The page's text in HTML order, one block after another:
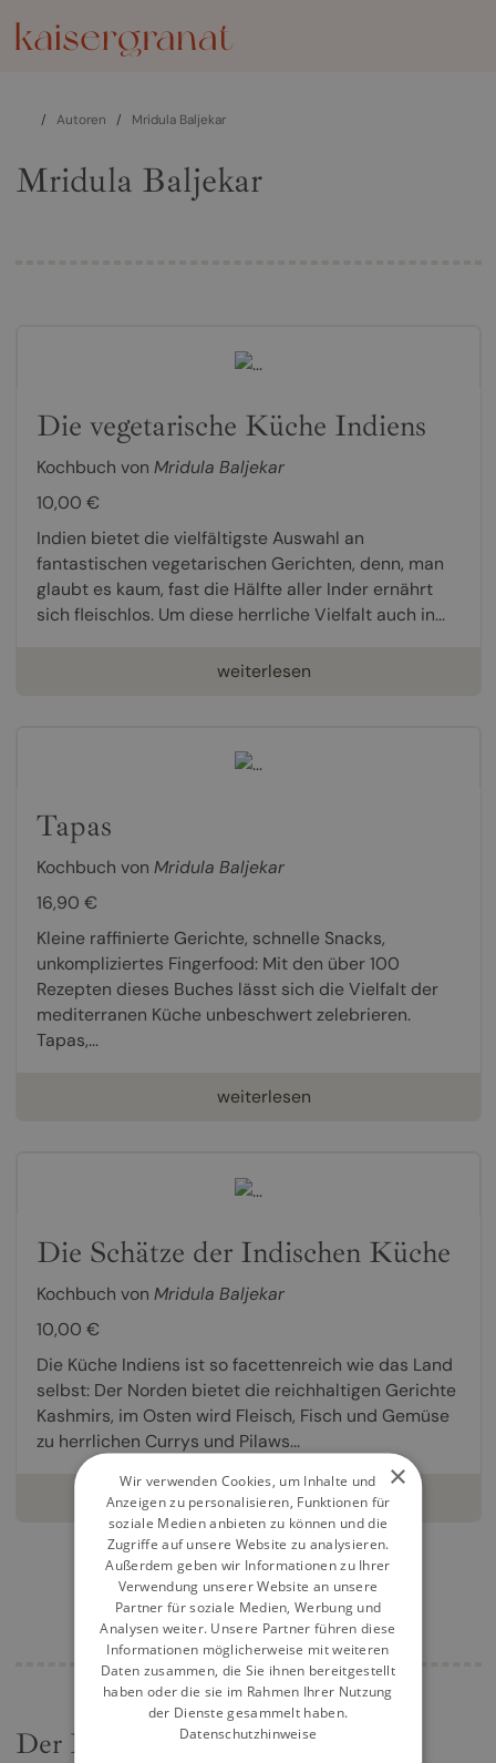
/ Autoren / Mridula Baljekar
Mridula Baljekar
Die vegetarische Küche Indiens
Kochbuch von Mridula Baljekar
10,00 €
Indien bietet die vielfältigste Auswahl an
fantastischen vegetarischen Gerichten, denn, man
glaubt es kaum, fast die Hälfte aller Inder ernährt
sich fleischlos. Um diese herrliche Vielfalt auch in...
weiterlesen
Tapas
Kochbuch von Mridula Baljekar
16,90 €
Kleine raffinierte Gerichte, schnelle Snacks,
unkompliziertes Fingerfood: Mit den über 100
Rezepten dieses Buches lässt sich die Vielfalt der
mediterranen Küche unbeschwert zelebrieren.
Tapas,...
weiterlesen
Die Schätze der Indischen Küche
Kochbuch von Mridula Baljekar
10,00 €
Die Küche Indiens ist so facettenreich wie das Land
selbst: Der Norden bietet die reichhaltigen Gerichte
Kashmirs, im Osten wird Fleisch, Fisch und Gemüse
zu herrlichen Currys und Pilaws...
weiterlesen
Der Kochbuch-Newsletter
×
Wir verwenden Cookies, um Inhalte und
Anzeigen zu personalisieren, Funktionen für
soziale Medien anbieten zu können und die
Zugriffe auf unsere Website zu analysieren.
Außerdem geben wir Informationen zu Ihrer
Verwendung unserer Website an unsere
Partner für soziale Medien, Werbung und
Analysen weiter. Unsere Partner führen diese
Informationen möglicherweise mit weiteren
Daten zusammen, die Sie ihnen bereitgestellt
haben oder die sie im Rahmen Ihrer Nutzung
der Dienste gesammelt haben.
Datenschutzhinweise